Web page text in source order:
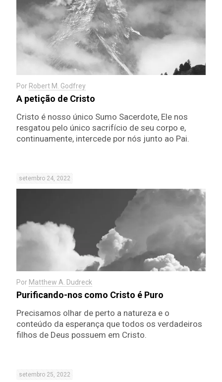
Por Robert M. Godfrey
A petição de Cristo
Cristo é nosso único Sumo Sacerdote, Ele nos
resgatou pelo único sacrifício de seu corpo e,
continuamente, intercede por nós junto ao Pai.
setembro 24, 2022
Por Matthew A. Dudreck
Purificando-nos como Cristo é Puro
Precisamos olhar de perto a natureza e o
conteúdo da esperança que todos os verdadeiros
filhos de Deus possuem em Cristo.
setembro 25, 2022